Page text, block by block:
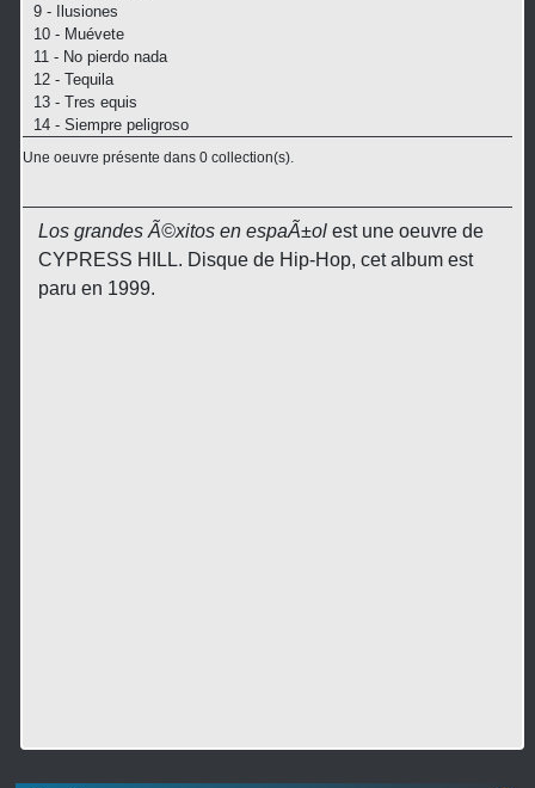
9 - Ilusiones
10 - Muévete
11 - No pierdo nada
12 - Tequila
13 - Tres equis
14 - Siempre peligroso
Une oeuvre présente dans 0 collection(s).
Los grandes Ã©xitos en espaÃ±olest une oeuvre de
CYPRESS HILL. Disque de Hip-Hop, cet album est
paru en 1999.